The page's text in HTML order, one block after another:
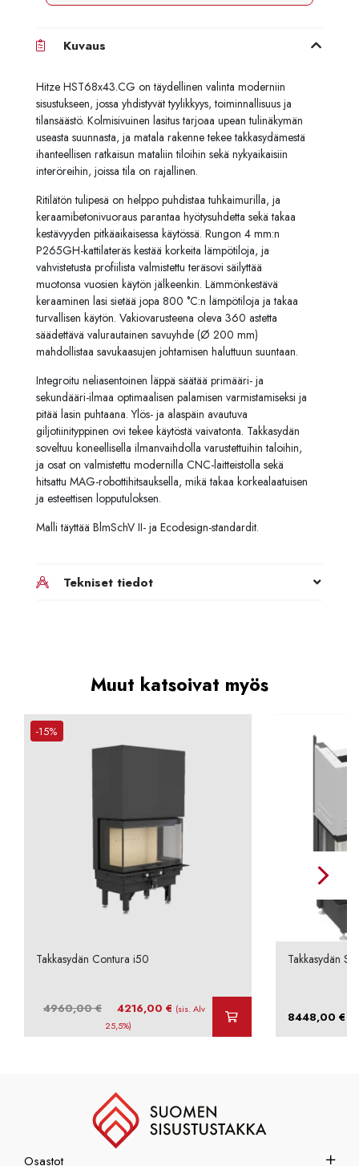
Kuvaus
Hitze HST68x43.CG on täydellinen valinta moderniin
sisustukseen, jossa yhdistyvät tyylikkyys, toiminnallisuus ja
tilansäästö. Kolmisivuinen lasitus tarjoaa upean tulinäkymän
useasta suunnasta, ja matala rakenne tekee takkasydämestä
ihanteellisen ratkaisun mataliin tiloihin sekä nykyaikaisiin
interöreihin, joissa tila on rajallinen.
Ritilätön tulipesä on helppo puhdistaa tuhkaimurilla, ja
keraamibetonivuoraus parantaa hyötysuhdetta sekä takaa
kestävyyden pitkäaikaisessa käytössä. Rungon 4 mm:n
P265GH-kattilateräs kestää korkeita lämpötiloja, ja
vahvistetusta profiilista valmistettu teräsovi säilyttää
muotonsa vuosien käytön jälkeenkin. Lämmönkestävä
keraaminen lasi sietää jopa 800 °C:n lämpötiloja ja takaa
turvallisen käytön. Vakiovarusteena oleva 360 astetta
säädettävä valurautainen savuyhde (Ø 200 mm)
mahdollistaa savukaasujen johtamisen haluttuun suuntaan.
Integroitu neliasentoinen läppä säätää primääri- ja
sekundääri-ilmaa optimaalisen palamisen varmistamiseksi ja
pitää lasin puhtaana. Ylös- ja alaspäin avautuva
giljotiinityppinen ovi tekee käytöstä vaivatonta. Takkasydän
soveltuu koneellisella ilmanvaihdolla varustettuihin taloihin,
ja osat on valmistettu modernilla CNC-laitteistolla sekä
hitsattu MAG-robottihitsauksella, mikä takaa korkealaatuisen
ja esteettisen lopputuloksen.
Malli täyttää BlmSchV II- ja Ecodesign-standardit.
Tekniset tiedot
Muut katsoivat myös
-15%
Takkasydän Contura i50
4960,00€
Alkuperäinen
hinta
oli:
4216,00€ Nykyinen
on:
(sis. Alv
25,5%)
Takkasydän
8448,00 €
Osastot